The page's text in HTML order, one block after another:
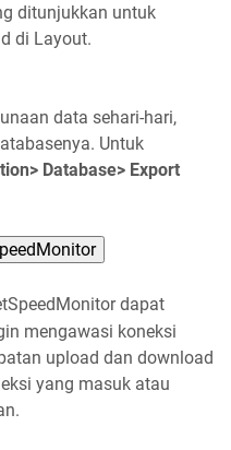
ditunjukkan untuk
di Layout.
data sehari-hari,
Untuk
Database> Export
dapat
mengawasi koneksi
upload dan download
yang masuk atau